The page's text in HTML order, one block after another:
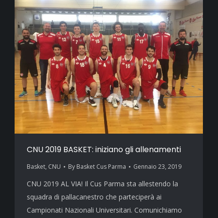
CNU 2019 BASKET: iniziano gli allenamenti
Basket, CNU By Basket Cus Parma Gennaio 23, 2019
CNU 2019 AL VIA! Il Cus Parma sta allestendo la
squadra di pallacanestro che parteciperà ai
Campionati Nazionali Universitari. Comunichiamo